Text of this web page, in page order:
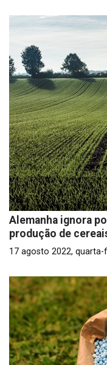
Alemanha ignora
produção de
17 agosto 2022, quarta-